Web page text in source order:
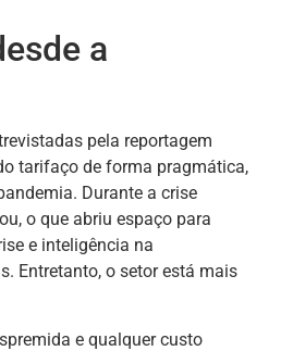
a
pela reportagem
tarifaço de forma pragmática,
Durante a crise
o que abriu espaço para
e inteligência na
Entretanto, o setor está mais
e qualquer custo